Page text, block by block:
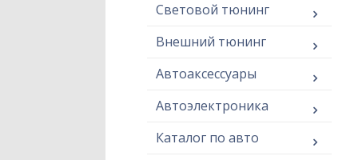
Световой тюнинг
Внешний тюнинг
Автоаксессуары
Автоэлектроника
Каталог по авто